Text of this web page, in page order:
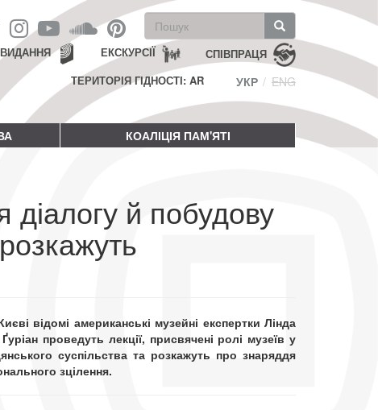
Пошукова
форма
Пошук СПІВПРАЦЯ
ЕКСКУРСІЇ
ВИДАННЯ
ТЕРИТОРІЯ ГІДНОСТІ: AR
УКР ENG
КОАЛІЦІЯ ПАМ'ЯТІ
й побудову
відомі американські музейні експертки Лінда
проведуть лекції, присвячені ролі музеїв у
суспільства та розкажуть про знаряддя
зцілення.